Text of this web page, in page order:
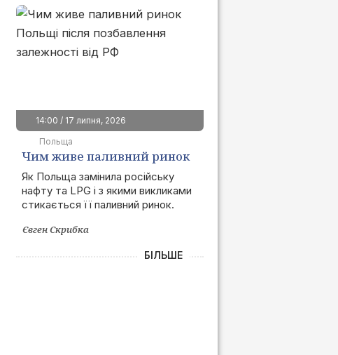
14:00 / 17 липня, 2026
Польща
Чим живе паливний ринок
Польщі після позбавлення
залежності від РФ
Як Польща замінила російську
нафту та LPG і з якими викликами
стикається її паливний ринок.
Євген Скрибка
БІЛЬШЕ